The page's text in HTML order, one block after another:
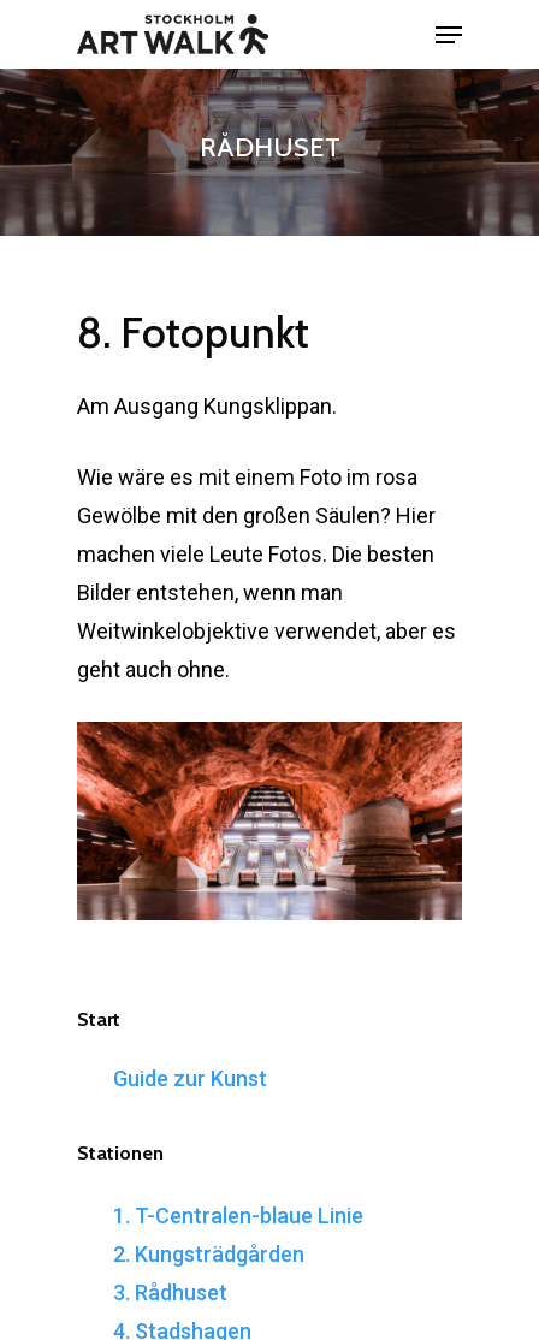
main
content
Menu
RÅDHUSET
8. Fotopunkt
Am Ausgang Kungsklippan.
Wie wäre es mit einem Foto im rosa
Gewölbe mit den großen Säulen? Hier
machen viele Leute Fotos. Die besten
Bilder entstehen, wenn man
Weitwinkelobjektive verwendet, aber es
geht auch ohne.
Start
Guide zur Kunst
Stationen
1. T-Centralen-blaue Linie
2. Kungsträdgården
3. Rådhuset
4. Stadshagen
Close
Menu